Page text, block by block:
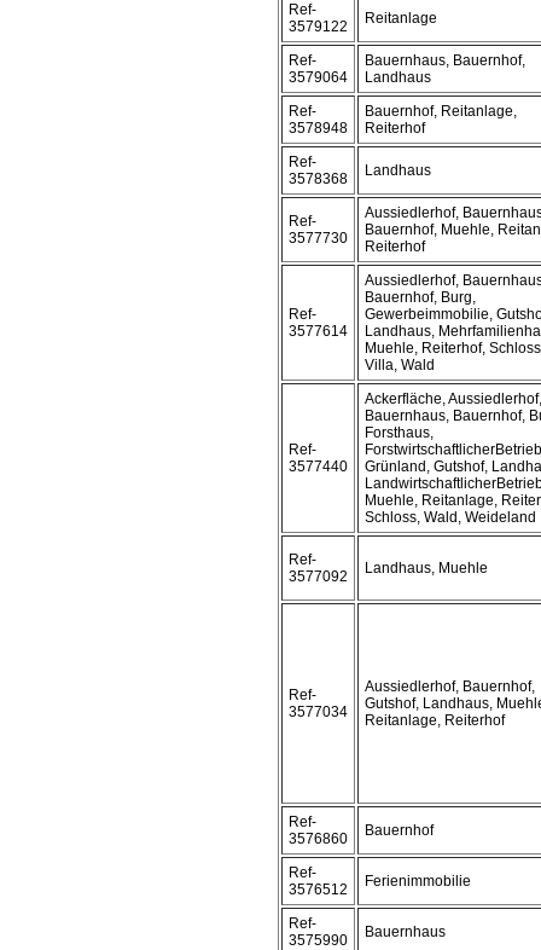
Ref-
3579122
Reitanlage
Ref-
3579064
Bauernhaus, Bauernhof,
Landhaus
Ref-
3578948
Bauernhof, Reitanlage,
Reiterhof
Ref-
3578368
Landhaus
Ref-
3577730
Aussiedlerhof,
Bauernhof, Muehle,
Reiterhof
Ref-
3577614
Aussiedlerhof,
Bauernhof, Burg,
Gewerbeimmobilie,
Landhaus,
Muehle, Reiterhof,
Villa, Wald
Ref-
3577440
Ackerfläche, Aussiedlerhof,
Bauernhaus, Bauernhof,
Forsthaus,
Grünland, Gutshof,
Muehle, Reitanlage,
Schloss, Wald, Weideland
Ref-
3577092
Landhaus, Muehle
Ref-
3577034
Aussiedlerhof, Bauernhof,
Gutshof, Landhaus,
Reitanlage, Reiterhof
Ref-
3576860
Bauernhof
Ref-
3576512
Ferienimmobilie
Ref-
3575990
Bauernhaus